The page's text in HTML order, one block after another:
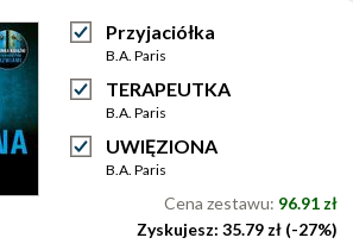
Przyjaciółka
B.A. Paris
TERAPEUTKA
B.A. Paris
UWIĘZIONA
B.A. Paris
Cena zestawu: 96.91 zł
Zyskujesz: 35.79 zł (-27%)